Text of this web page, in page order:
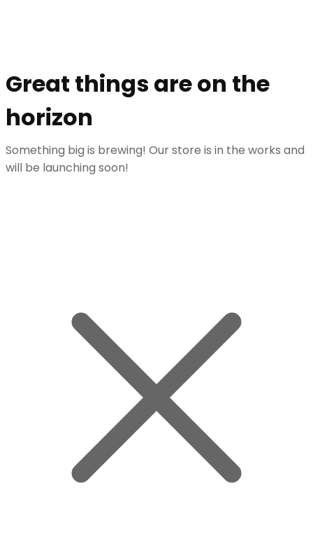
Great things are on the
horizon
Something big is brewing! Our store is in the works and
will be launching soon!